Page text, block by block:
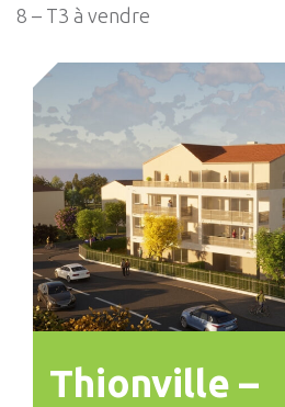
8 – T3 à vendre
Thionville –